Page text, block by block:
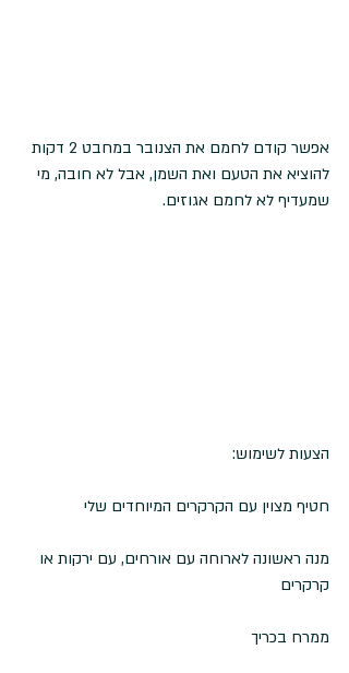
אפשר קודם לחמם את הצנובר במחבט 2 דקות
להוציא את הטעם ואת השמן, אבל לא חובה, מי
שמעדיף לא לחמם אגוזים.
הצעות לשימוש:
חטיף מצוין עם הקרקרים המיוחדים שלי
מנה ראשונה לארוחה עם אורחים, עם ירקות או
קרקרים
ממרח בכריך